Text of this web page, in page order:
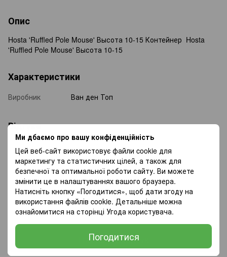
Ми дбаємо про вашу конфіденційність
Цей веб-сайт використовує файли cookie для
маркетингу та статистичних цілей, а також для
безпечної та оптимальної роботи сайту. Ви можете
змінити це в налаштуваннях вашого браузера.
Натисніть кнопку «Погодитися», щоб дати згоду на
використання файлів cookie. Детальніше можна
ознайомитися на сторінці Угода користувача.
Погодитися
Опис
Hosta 'Ruffled Pole Mouse' Высота 10-15 Контейнер Hosta
'Ruffled Pole Mouse' Высота 10-15
Характеристики
Виробник Ван ден Топ
Відгуки
Додайте перший відгук
Написати відгук